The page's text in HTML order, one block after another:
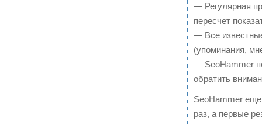
— Регулярная
пересчет
— Все
(упоминания,
— SeoHammer
обратить
SeoHammer
раз, а первые